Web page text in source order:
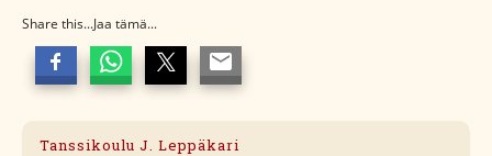
Share this...Jaa tämä...
Tanssikoulu J. Leppäkari